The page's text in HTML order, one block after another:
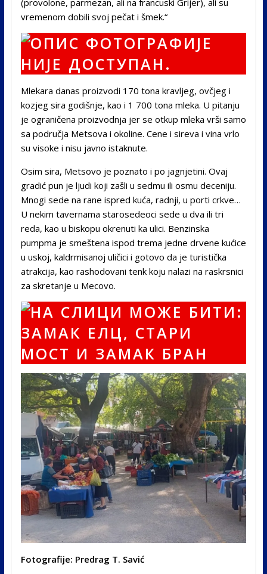
vremenom dobili svoj pečat i šmek.“
Mlekara danas proizvodi 170 tona kravljeg, ovčjeg i
kozjeg sira godišnje, kao i 1 700 tona mleka. U pitanju
je ograničena proizvodnja jer se otkup mleka vrši samo
sa područja Metsova i okoline. Cene i sireva i vina vrlo
su visoke i nisu javno istaknute.
Osim sira, Metsovo je poznato i po jagnjetini. Ovaj
gradić pun je ljudi koji zašli u sedmu ili osmu deceniju.
Mnogi sede na rane ispred kuća, radnji, u porti crkve…
U nekim tavernama starosedeoci sede u dva ili tri
reda, kao u biskopu okrenuti ka ulici. Benzinska
pumpma je smeštena ispod trema jedne drvene kućice
u uskoj, kaldrmisanoj uličici i gotovo da je turistička
atrakcija, kao rashodovani tenk koju nalazi na raskrsnici
za skretanje u Mecovo.
Fotografije: Predrag T. Savić